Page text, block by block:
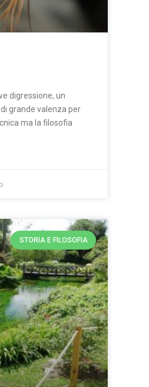
digressione, un
grande valenza per
ma la filosofia
STORIA E FILOSOFIA